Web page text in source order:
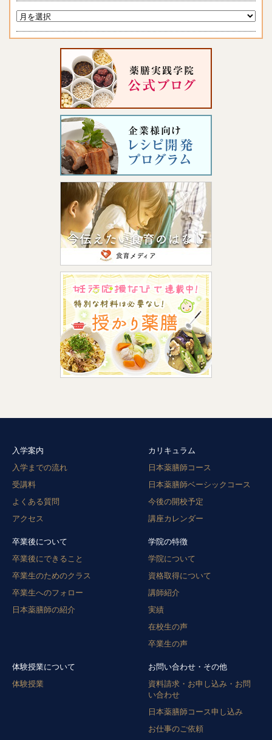
入学案内
入学までの流れ
受講料
よくある質問
アクセス
カリキュラム
日本薬膳師コース
日本薬膳師ベーシックコース
今後の開校予定
講座カレンダー
卒業後について
卒業後にできること
卒業生のためのクラス
卒業生へのフォロー
日本薬膳師の紹介
学院の特徴
学院について
資格取得について
講師紹介
実績
在校生の声
卒業生の声
体験授業について
体験授業
お問い合わせ・その他
資料請求・お申し込み・お問
い合わせ
日本薬膳師コース申し込み
お仕事のご依頼